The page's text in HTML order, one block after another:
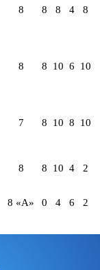
8 8 8 4 8
8 8 10 6 10
7 8 10 8 10
8 8 10 4 2
8 «А» 0 4 6 2